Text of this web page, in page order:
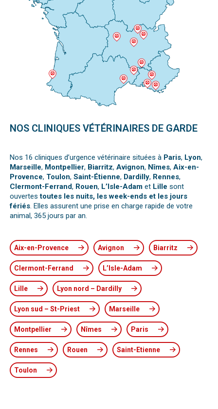
NOS CLINIQUES VÉTÉRINAIRES DE GARDE
Nos 16 cliniques d’urgence vétérinaire situées à Paris, Lyon,
Marseille, Montpellier, Biarritz, Avignon, Nîmes, Aix-en-
Provence, Toulon, Saint-Étienne, Dardilly, Rennes,
Clermont-Ferrand, Rouen, L’Isle-Adam et Lille sont
ouvertestoutes les nuits, les week-ends et les jours
fériés. Elles assurent une prise en charge rapide de votre
animal, 365 jours par an.
Aix-en-Provence Avignon Biarritz
Clermont-Ferrand L’Isle-Adam
Lille Lyon nord – Dardilly
Lyon sud – St-Priest Marseille
Montpellier Nîmes Paris
Rennes Rouen Saint-Etienne
Toulon